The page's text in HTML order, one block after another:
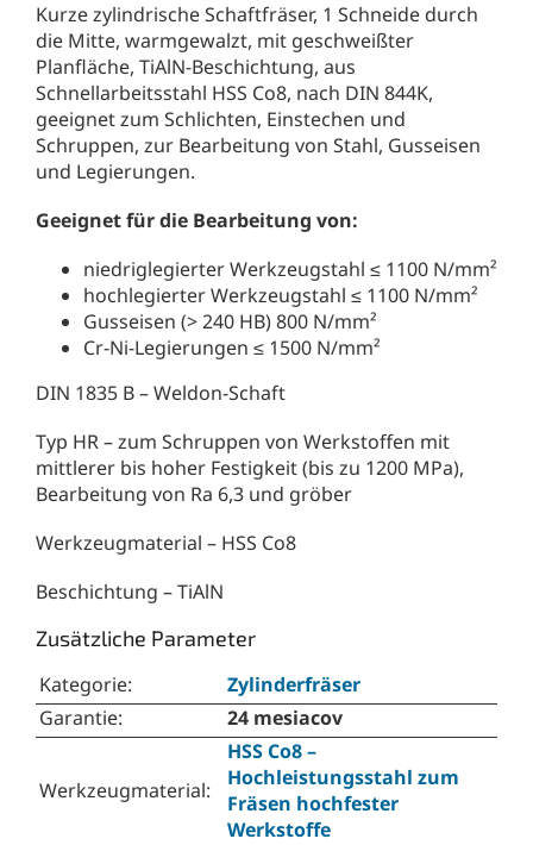
Kurze zylindrische Schaftfräser, 1 Schneide durch
die Mitte, warmgewalzt, mit geschweißter
Planfläche, TiAlN-Beschichtung, aus
Schnellarbeitsstahl HSS Co8, nach DIN 844K,
geeignet zum Schlichten, Einstechen und
Schruppen, zur Bearbeitung von Stahl, Gusseisen
und Legierungen.
Geeignet für die Bearbeitung von:
niedriglegierter Werkzeugstahl ≤ 1100 N/mm²
hochlegierter Werkzeugstahl ≤ 1100 N/mm²
Gusseisen (> 240 HB) 800 N/mm²
Cr-Ni-Legierungen ≤ 1500 N/mm²
DIN 1835 B – Weldon-Schaft
Typ HR – zum Schruppen von Werkstoffen mit
mittlerer bis hoher Festigkeit (bis zu 1200 MPa),
Bearbeitung von Ra 6,3 und gröber
Werkzeugmaterial – HSS Co8
Beschichtung – TiAlN
Zusätzliche Parameter
Kategorie:
Zylinderfräser
Garantie: 24 mesiacov
Werkzeugmaterial:
HSS Co8 –
Hochleistungsstahl zum
Fräsen hochfester
Werkstoffe